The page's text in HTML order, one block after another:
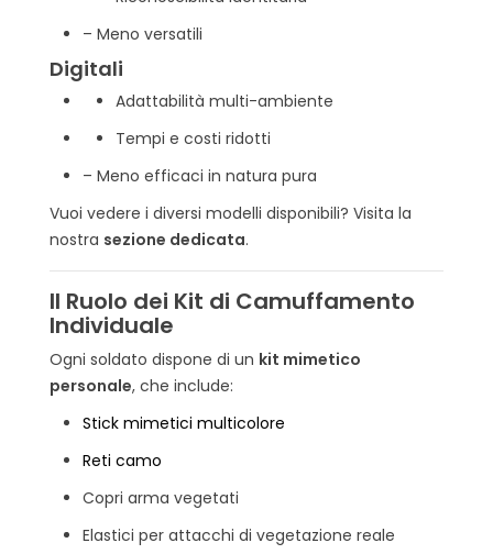
– Meno versatili
Digitali
Adattabilità multi-ambiente
Tempi e costi ridotti
– Meno efficaci in natura pura
Vuoi vedere i diversi modelli disponibili? Visita la
nostra sezione dedicata.
Il Ruolo dei Kit di Camuffamento
Individuale
Ogni soldato dispone di un kit mimetico
personale, che include:
Stick mimetici multicolore
Reti camo
Copri arma vegetati
Elastici per attacchi di vegetazione reale